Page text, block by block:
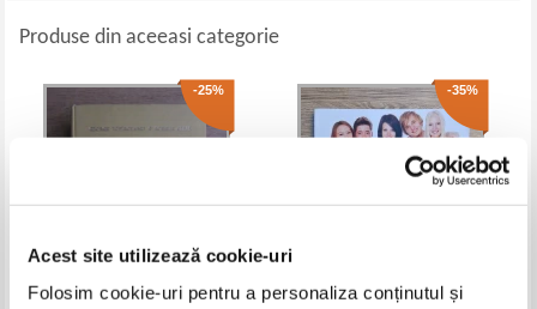
Acest site utilizează cookie-uri
Folosim cookie-uri pentru a personaliza conținutul și
Produse din aceeasi categorie
-25% -35%